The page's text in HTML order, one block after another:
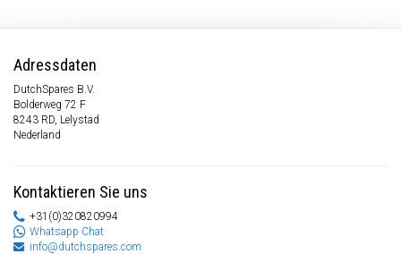
Adressdaten
DutchSpares B.V.
Bolderweg 72 F
8243 RD, Lelystad
Nederland
Kontaktieren Sie uns
+31(0)320820994
Whatsapp Chat
info@dutchspares.com